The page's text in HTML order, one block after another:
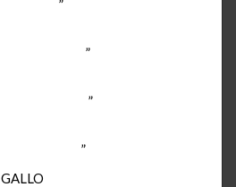
”
”
”
”
GALLO